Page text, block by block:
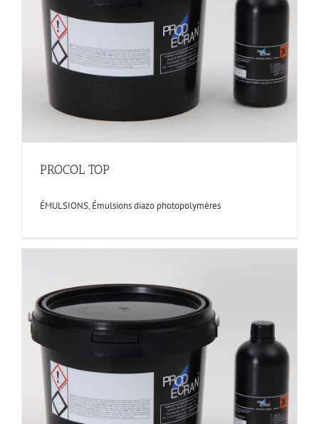
PROCOL TOP
ÉMULSIONS, Émulsions diazo photopolymères